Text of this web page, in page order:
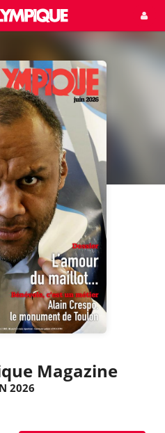
Magazine
2026